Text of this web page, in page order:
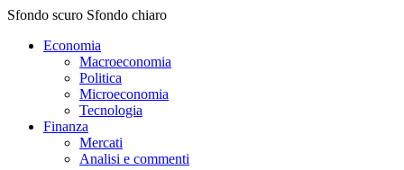
Sfondo scuro Sfondo chiaro
Economia
Macroeconomia
Politica
Microeconomia
Tecnologia
Finanza
Mercati
Analisi e commenti